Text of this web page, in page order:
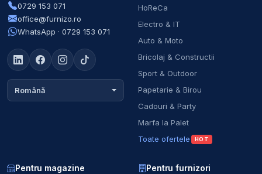
0729 153 071
office@furnizo.ro
WhatsApp · 0729 153 071
Română
HoReCa
Electro & IT
Auto & Moto
Bricolaj & Constructii
Sport & Outdoor
Papetarie & Birou
Cadouri & Party
Marfa la Palet
Toate ofertele
HOT
Pentru magazine Pentru furnizori